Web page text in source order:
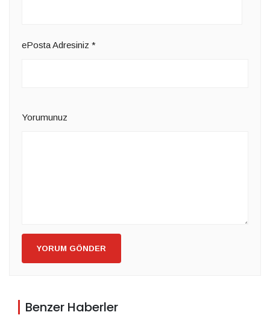
ePosta Adresiniz *
Yorumunuz
YORUM GÖNDER
Benzer Haberler